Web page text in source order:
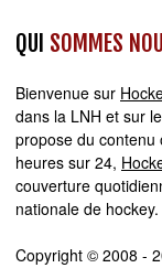
QUI SOMMES
Bienvenue sur
dans la LNH et sur
propose du contenu
heures sur 24,
couverture
nationale de hockey.
Copyright © 2008 -